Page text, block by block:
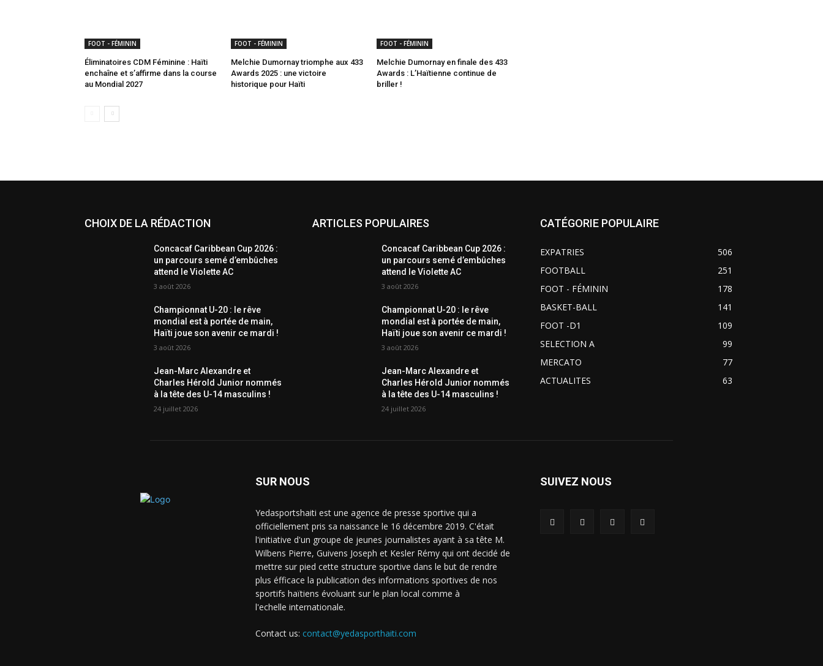
FOOT - FÉMININ
Éliminatoires CDM Féminine : Haïti
enchaîne et s’affirme dans la course
au Mondial 2027
FOOT - FÉMININ
Melchie Dumornay triomphe aux 433
Awards 2025 : une victoire
historique pour Haïti
FOOT - FÉMININ
Melchie Dumornay en finale des 433
Awards : L’Haïtienne continue de
briller !
CHOIX DE LA RÉDACTION
Concacaf Caribbean Cup 2026 :
un parcours semé d’embûches
attend le Violette AC
3 août 2026
Championnat U-20 : le rêve
mondial est à portée de main,
Haïti joue son avenir ce mardi !
3 août 2026
Jean-Marc Alexandre et
Charles Hérold Junior nommés
à la tête des U-14 masculins !
24 juillet 2026
ARTICLES POPULAIRES
Concacaf Caribbean Cup 2026 :
un parcours semé d’embûches
attend le Violette AC
3 août 2026
Championnat U-20 : le rêve
mondial est à portée de main,
Haïti joue son avenir ce mardi !
3 août 2026
Jean-Marc Alexandre et
Charles Hérold Junior nommés
à la tête des U-14 masculins !
24 juillet 2026
CATÉGORIE POPULAIRE
EXPATRIES
506
FOOTBALL
251
FOOT - FÉMININ
178
BASKET-BALL
141
FOOT -D1
109
SELECTION A
99
MERCATO
77
ACTUALITES
63
SUR NOUS
Yedasportshaiti est une agence de presse sportive qui a
officiellement pris sa naissance le 16 décembre 2019. C'était
l'initiative d'un groupe de jeunes journalistes ayant à sa tête M.
Wilbens Pierre, Guivens Joseph et Kesler Rémy qui ont decidé de
mettre sur pied cette structure sportive dans le but de rendre
plus éfficace la publication des informations sportives de nos
sportifs haïtiens évoluant sur le plan local comme à
l'echelle internationale.
Contact us: contact@yedasporthaiti.com
SUIVEZ NOUS